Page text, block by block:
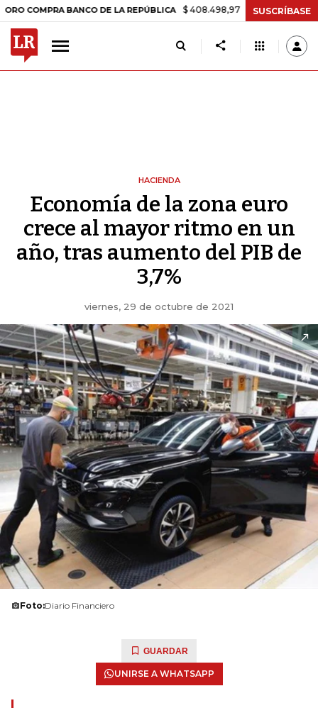
BANCO DE LA REPÚBLICA $ 408.498,97 +$ 8.753,81 +2,19%
SUSCRÍBASE
HACIENDA
Economía de la zona euro
crece al mayor ritmo en un
año, tras aumento del PIB de
3,7%
viernes, 29 de octubre de 2021
Foto:Diario Financiero
GUARDAR
UNIRSE A WHATSAPP